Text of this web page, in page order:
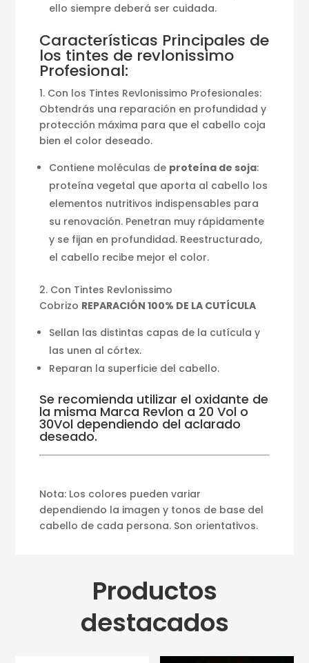
ello siempre deberá ser cuidada.
Características Principales de
los tintes de revlonissimo
Profesional:
1. Con los Tintes Revlonissimo Profesionales:
Obtendrás una reparación en profundidad y
protección máxima para que el cabello coja
bien el color deseado.
Contiene moléculas de proteína de soja:
proteína vegetal que aporta al cabello los
elementos nutritivos indispensables para
su renovación. Penetran muy rápidamente
y se fijan en profundidad. Reestructurado,
el cabello recibe mejor el color.
2. Con Tintes Revlonissimo
Cobrizo REPARACIÓN 100% DE LA CUTÍCULA
Sellan las distintas capas de la cutícula y
las unen al córtex.
Reparan la superficie del cabello.
Se recomienda utilizar el oxidante de
la misma Marca Revlon a 20 Vol o
30Vol dependiendo del aclarado
deseado.
Nota: Los colores pueden variar
dependiendo la imagen y tonos de base del
cabello de cada persona. Son orientativos.
Productos
destacados